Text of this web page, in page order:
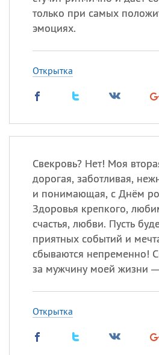
только при самых
эмоциях.
Открытка
Свекровь? Нет! Моя
дорогая, заботливая,
и понимающая, с Днём
Здоровья крепкого,
счастья, любви. Пусть
приятных событий и
сбываются непременно!
за мужчину моей жизни
Открытка